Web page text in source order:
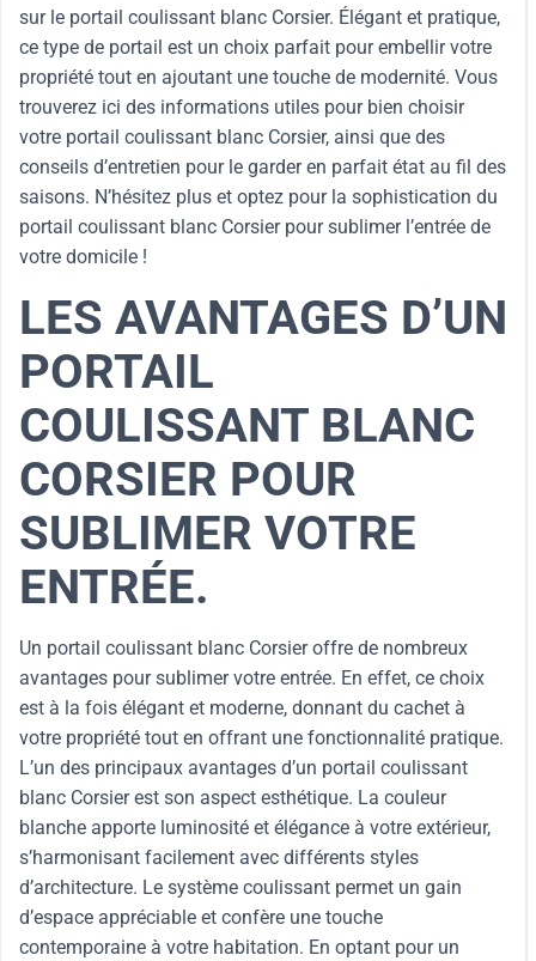
sur le portail coulissant blanc Corsier. Élégant et pratique,
ce type de portail est un choix parfait pour embellir votre
propriété tout en ajoutant une touche de modernité. Vous
trouverez ici des informations utiles pour bien choisir
votre portail coulissant blanc Corsier, ainsi que des
conseils d’entretien pour le garder en parfait état au fil des
saisons. N’hésitez plus et optez pour la sophistication du
portail coulissant blanc Corsier pour sublimer l’entrée de
votre domicile !
LES AVANTAGES D’UN
PORTAIL
COULISSANT BLANC
CORSIER POUR
SUBLIMER VOTRE
ENTRÉE.
Un portail coulissant blanc Corsier offre de nombreux
avantages pour sublimer votre entrée. En effet, ce choix
est à la fois élégant et moderne, donnant du cachet à
votre propriété tout en offrant une fonctionnalité pratique.
L’un des principaux avantages d’un portail coulissant
blanc Corsier est son aspect esthétique. La couleur
blanche apporte luminosité et élégance à votre extérieur,
s’harmonisant facilement avec différents styles
d’architecture. Le système coulissant permet un gain
d’espace appréciable et confère une touche
contemporaine à votre habitation. En optant pour un